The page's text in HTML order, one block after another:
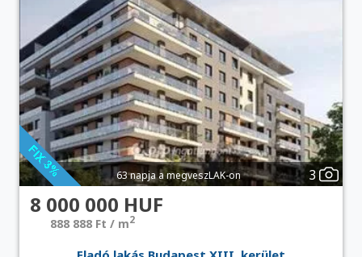
63 napja a megveszLAK-on 3
8 000 000 HUF
888 888 Ft / m2